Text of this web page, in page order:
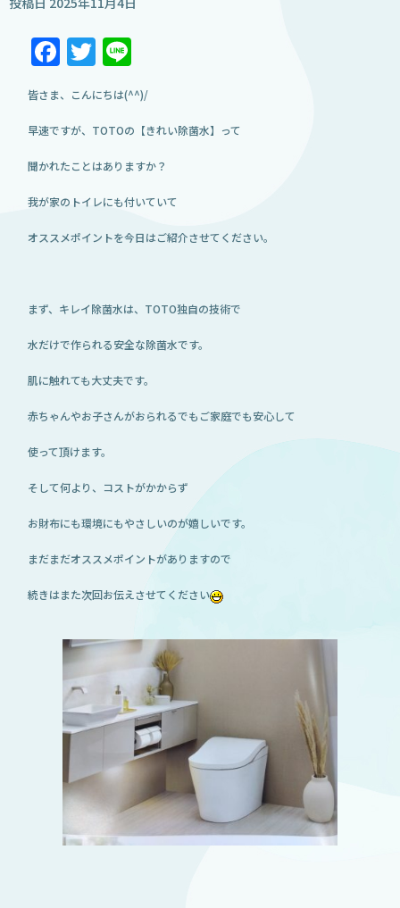
Facebook
Twitter
皆さま、こんにちは(^^)/
早速ですが、TOTOの【きれい除菌水】って
聞かれたことはありますか？
我が家のトイレにも付いていて
オススメポイントを今日はご紹介させてください。
まず、キレイ除菌水は、TOTO独自の技術で
水だけで作られる安全な除菌水です。
肌に触れても大丈夫です。
赤ちゃんやお子さんがおられるでもご家庭でも安心して
使って頂けます。
そして何より、コストがかからず
お財布にも環境にもやさしいのが嬉しいです。
まだまだオススメポイントがありますので
続きはまた次回お伝えさせてください